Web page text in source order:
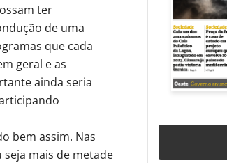
ter
de uma
que cada
geral e as
ainda seria
bem assim. Nas
seja mais de metade